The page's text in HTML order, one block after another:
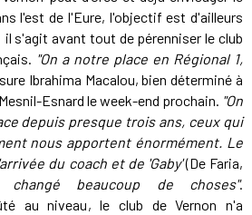
l'est de l'Eure, l'objectif est d'ailleurs
s'agit avant tout de pérenniser le club
"On a notre place en Régional 1,
Ibrahima Macalou, bien déterminé à
Esnard le week-end prochain. "On
depuis presque trois ans, ceux qui
nous apportent énormément. Le
du coach et de 'Gaby'(De Faria,
changé beaucoup de choses".
au niveau, le club de Vernon n'a